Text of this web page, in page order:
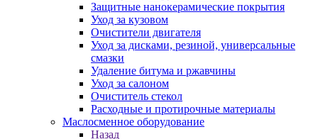
Защитные нанокерамические покрытия
Уход за кузовом
Очистители двигателя
Уход за дисками, резиной, универсальные
смазки
Удаление битума и ржавчины
Уход за салоном
Очиститель стекол
Расходные и протирочные материалы
Маслосменное оборудование
Назад